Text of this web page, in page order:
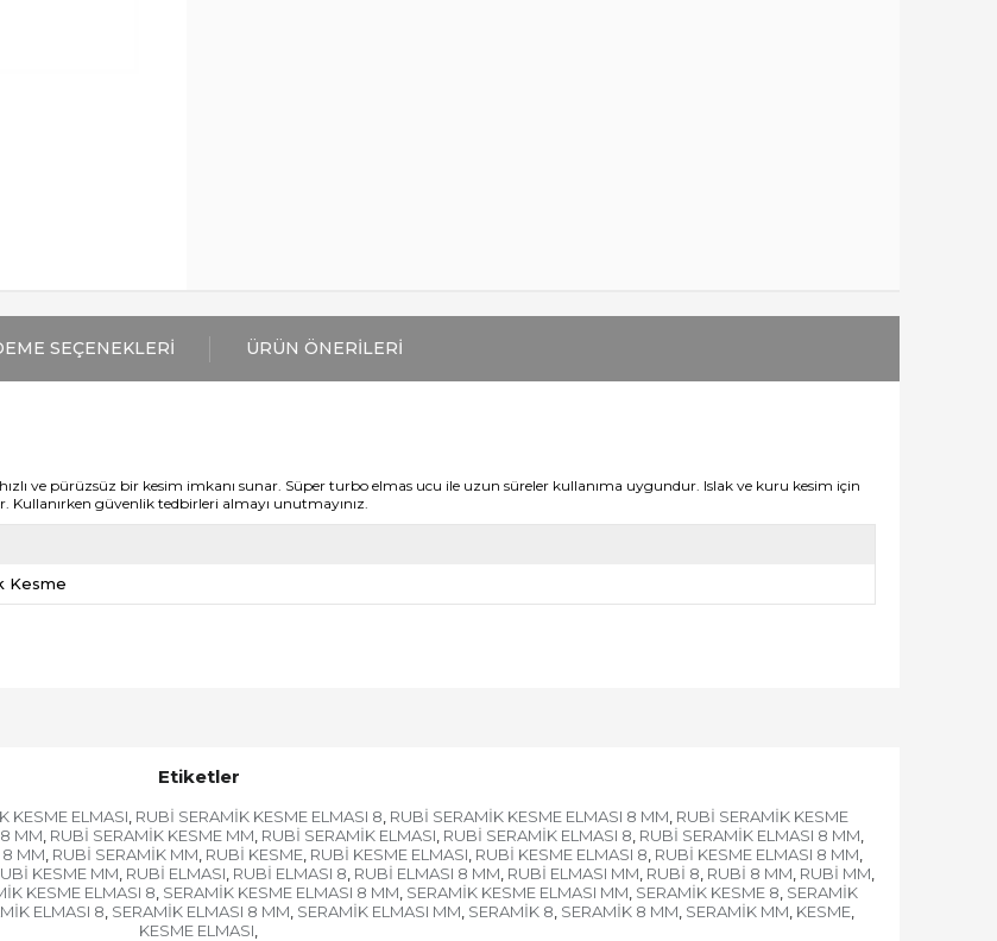
SEÇENEKLERI ÜRÜN ÖNERILERI
ve pürüzsüz bir kesim imkanı sunar. Süper turbo elmas ucu ile uzun süreler kullanıma uygundur. Islak ve kuru kesim için
Kullanırken güvenlik tedbirleri almayı unutmayınız.
Kesme
Etiketler
KESME ELMASI, RUBİ SERAMİK KESME ELMASI 8, RUBİ SERAMİK KESME ELMASI 8 MM, RUBİ SERAMİK KESME
MM, RUBİ SERAMİK KESME MM, RUBİ SERAMİK ELMASI, RUBİ SERAMİK ELMASI 8, RUBİ SERAMİK ELMASI 8 MM,
8 MM, RUBİ SERAMİK MM, RUBİ KESME, RUBİ KESME ELMASI, RUBİ KESME ELMASI 8, RUBİ KESME ELMASI 8 MM,
KESME MM, RUBİ ELMASI, RUBİ ELMASI 8, RUBİ ELMASI 8 MM, RUBİ ELMASI MM, RUBİ 8, RUBİ 8 MM, RUBİ MM,
KESME ELMASI 8, SERAMİK KESME ELMASI 8 MM, SERAMİK KESME ELMASI MM, SERAMİK KESME 8, SERAMİK
ELMASI 8, SERAMİK ELMASI 8 MM, SERAMİK ELMASI MM, SERAMİK 8, SERAMİK 8 MM, SERAMİK MM, KESME,
KESME ELMASI,